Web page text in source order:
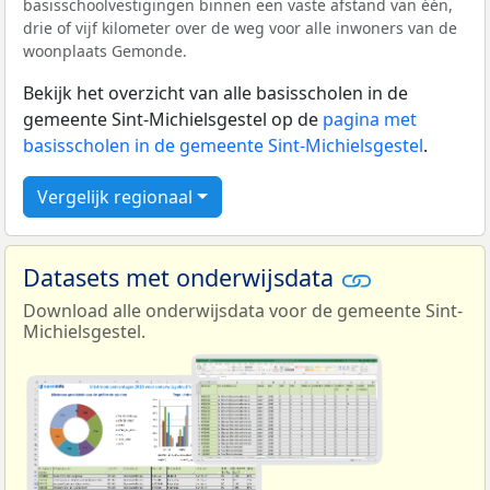
basisschoolvestigingen binnen een vaste afstand van één,
drie of vijf kilometer over de weg voor alle inwoners van de
woonplaats Gemonde.
Bekijk het overzicht van alle basisscholen in de
gemeente Sint-Michielsgestel op de pagina met
basisscholen in de gemeente Sint-Michielsgestel.
Vergelijk regionaal
Datasets met onderwijsdata
Download alle onderwijsdata voor de gemeente Sint-
Michielsgestel.